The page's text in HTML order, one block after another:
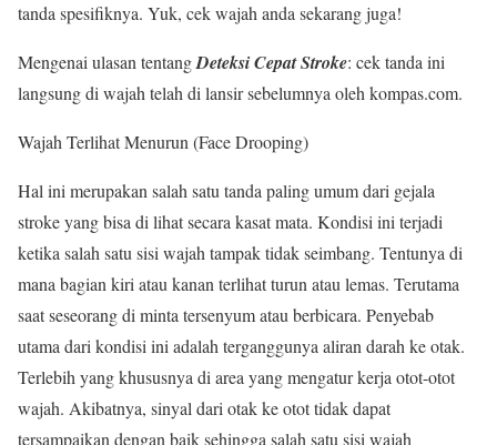
tanda spesifiknya. Yuk, cek wajah anda sekarang juga!
Mengenai ulasan tentangDeteksi Cepat Stroke: cek tanda ini
langsung di wajah telah di lansir sebelumnya oleh kompas.com.
Wajah Terlihat Menurun (Face Drooping)
Hal ini merupakan salah satu tanda paling umum dari gejala
stroke yang bisa di lihat secara kasat mata. Kondisi ini terjadi
ketika salah satu sisi wajah tampak tidak seimbang. Tentunya di
mana bagian kiri atau kanan terlihat turun atau lemas. Terutama
saat seseorang di minta tersenyum atau berbicara. Penyebab
utama dari kondisi ini adalah terganggunya aliran darah ke otak.
Terlebih yang khususnya di area yang mengatur kerja otot-otot
wajah. Akibatnya, sinyal dari otak ke otot tidak dapat
tersampaikan dengan baik sehingga salah satu sisi wajah